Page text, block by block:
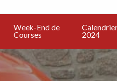
Week-End de
Courses
2024